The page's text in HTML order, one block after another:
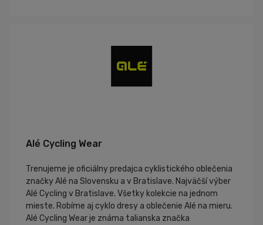
Alé Cycling Wear
Trenujeme je oficiálny predajca cyklistického oblečenia
značky Alé na Slovensku a v Bratislave. Najväčší výber
Alé Cycling v Bratislave. Všetky kolekcie na jednom
mieste. Robíme aj cyklo dresy a oblečenie Alé na mieru.
Alé Cycling Wear je známa talianska značka